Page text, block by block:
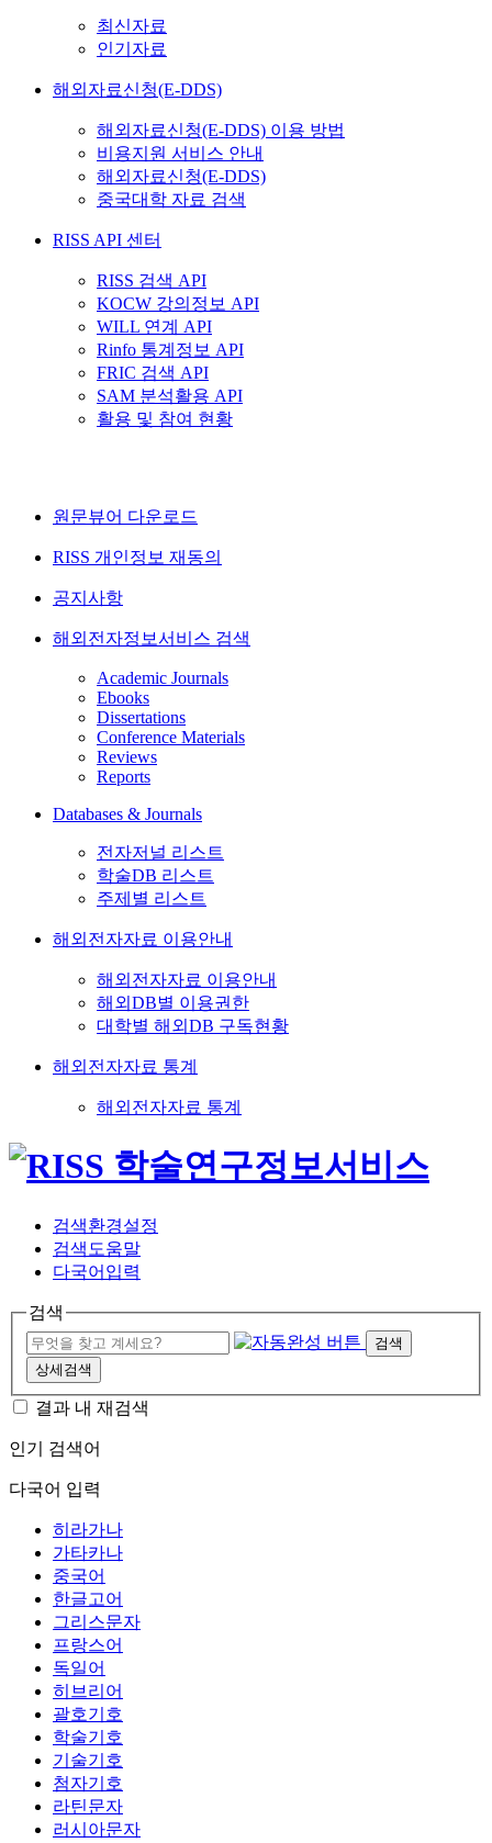
최신자료
인기자료
해외자료신청(E-DDS)
해외자료신청(E-DDS) 이용 방법
비용지원 서비스 안내
해외자료신청(E-DDS)
중국대학 자료 검색
RISS API 센터
RISS 검색 API
KOCW 강의정보 API
WILL 연계 API
Rinfo 통계정보 API
FRIC 검색 API
SAM 분석활용 API
활용 및 참여 현황
원문뷰어 다운로드
RISS 개인정보 재동의
공지사항
해외전자정보서비스 검색
Academic Journals
Ebooks
Dissertations
Conference Materials
Reviews
Reports
Databases & Journals
전자저널 리스트
학술DB 리스트
주제별 리스트
해외전자자료 이용안내
해외전자자료 이용안내
해외DB별 이용권한
대학별 해외DB 구독현황
해외전자자료 통계
해외전자자료 통계
검색환경설정
검색도움말
다국어입력
검색
검색
상세검색
결과 내 재검색
인기 검색어
다국어 입력
히라가나
가타카나
중국어
한글고어
그리스문자
프랑스어
독일어
히브리어
괄호기호
학술기호
기술기호
첨자기호
라틴문자
러시아문자